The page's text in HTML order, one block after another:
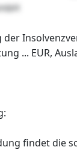
... EUR,
findet die